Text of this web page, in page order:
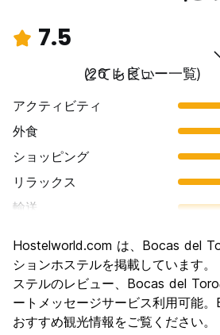
7.5
とても良い
(26 レビュー一覧)
アクティビティ
外食
ショッピング
リラックス
輸送
文化
ナイトライフ
コストパフォーマンス
Hostelworld.com は、Bocas del
ションホステルを掲載しています
ステルのレビュー、Bocas del
ートメッセージサービス利用可能
おすすめ観光情報をご覧ください